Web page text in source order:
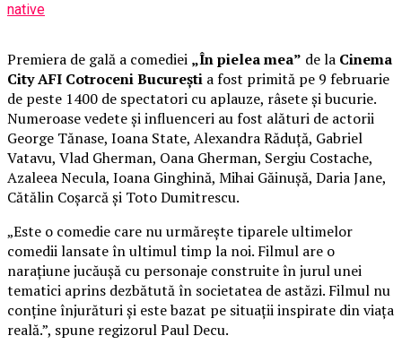
native
Premiera de gală a comediei „În pielea mea” de la Cinema
City AFI Cotroceni București a fost primită pe 9 februarie
de peste 1400 de spectatori cu aplauze, râsete și bucurie.
Numeroase vedete și influenceri au fost alături de actorii
George Tănase, Ioana State, Alexandra Răduță, Gabriel
Vatavu, Vlad Gherman, Oana Gherman, Sergiu Costache,
Azaleea Necula, Ioana Ginghină, Mihai Găinușă, Daria Jane,
Cătălin Coșarcă și Toto Dumitrescu.
„Este o comedie care nu urmărește tiparele ultimelor
comedii lansate în ultimul timp la noi. Filmul are o
narațiune jucăușă cu personaje construite în jurul unei
tematici aprins dezbătută în societatea de astăzi. Filmul nu
conține înjurături și este bazat pe situații inspirate din viața
reală.”, spune regizorul Paul Decu.